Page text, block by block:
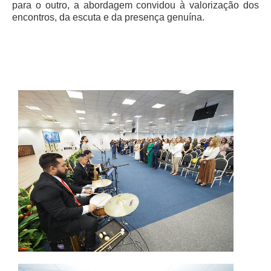
Suspensão e Prorrogação de Prazos
Pesquisa de metas Nacionais
Acessibilidade
Editais de Credenciamento
Pontos de Inclusão Digital
Monitoramento do Serviços de TIC
Conexão Inclusiva
Inscrições
Informe de Rendimentos - 2026
para o outro, a abordagem convidou à valorização dos
encontros, da escuta e da presença genuína.